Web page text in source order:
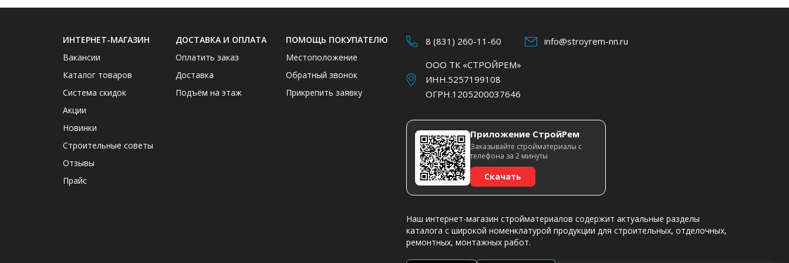
ИНТЕРНЕТ-МАГАЗИН
Вакансии
Каталог товаров
Система скидок
Акции
Новинки
Строительные советы
Отзывы
Прайс
ДОСТАВКА И ОПЛАТА
Оплатить заказ
Доставка
Подъём на этаж
ПОМОЩЬ ПОКУПАТЕЛЮ
Местоположение
Обратный звонок
Прикрепить заявку
8 (831) 260-11-60
info@stroyrem-nn.ru
ООО ТК «СТРОЙРЕМ»
ИНН.5257199108
ОГРН.1205200037646
Приложение СтройРем
Заказывайте стройматериалы с
телефона за 2 минуты
Скачать
Наш интернет-магазин стройматериалов содержит актуальные разделы
каталога с широкой номенклатурой продукции для строительных, отделочных,
ремонтных, монтажных работ.